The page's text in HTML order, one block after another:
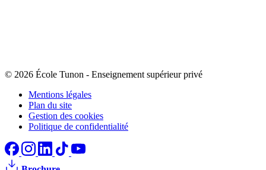
© 2026 École Tunon - Enseignement supérieur privé
Mentions légales
Plan du site
Gestion des cookies
Politique de confidentialité